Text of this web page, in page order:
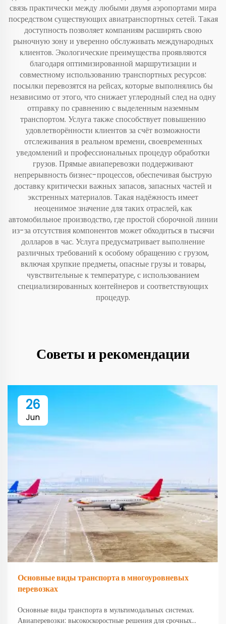
связь практически между любыми двумя аэропортами мира
посредством существующих авиатранспортных сетей. Такая
доступность позволяет компаниям расширять свою
рыночную зону и уверенно обслуживать международных
клиентов. Экологические преимущества проявляются
благодаря оптимизированной маршрутизации и
совместному использованию транспортных ресурсов:
посылки перевозятся на рейсах, которые выполнялись бы
независимо от этого, что снижает углеродный след на одну
отправку по сравнению с выделенным наземным
транспортом. Услуга также способствует повышению
удовлетворённости клиентов за счёт возможности
отслеживания в реальном времени, своевременных
уведомлений и профессиональных процедур обработки
грузов. Прямые авиаперевозки поддерживают
непрерывность бизнес-процессов, обеспечивая быструю
доставку критически важных запасов, запасных частей и
экстренных материалов. Такая надёжность имеет
неоценимое значение для таких отраслей, как
автомобильное производство, где простой сборочной линии
из-за отсутствия компонентов может обходиться в тысячи
долларов в час. Услуга предусматривает выполнение
различных требований к особому обращению с грузом,
включая хрупкие предметы, опасные грузы и товары,
чувствительные к температуре, с использованием
специализированных контейнеров и соответствующих
процедур.
Советы и рекомендации
26
Jun
Основные виды транспорта в многоуровневых
перевозках
Основные виды транспорта в мультимодальных системах.
Авиаперевозки: высокоскоростные решения для срочных